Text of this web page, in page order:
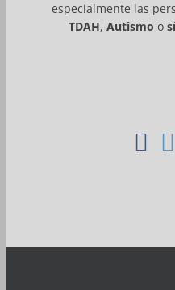
especialmente las
TDAH, Autismo o